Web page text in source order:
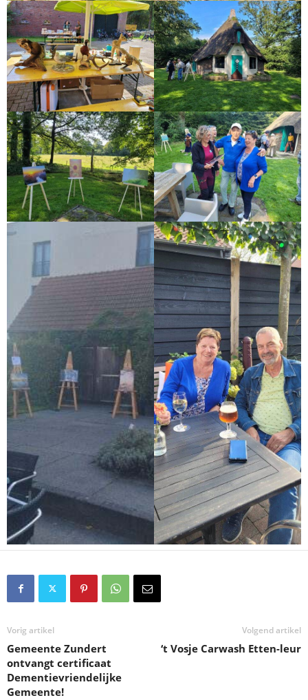
Vorig artikel
Gemeente Zundert
ontvangt certificaat
Dementievriendelijke
Gemeente!
Volgend artikel
‘t Vosje Carwash Etten-leur